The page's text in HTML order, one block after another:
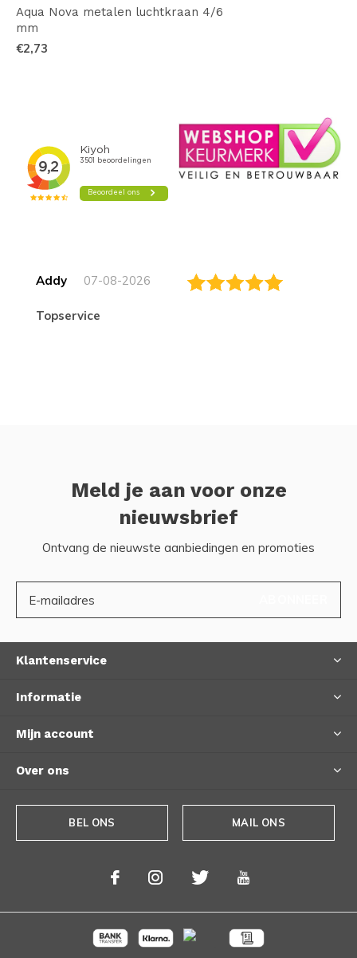
Aqua Nova metalen luchtkraan 4/6
mm
€2,73
Addy 07-08-2026
topservice
Meld je aan voor onze
nieuwsbrief
Ontvang de nieuwste aanbiedingen en promoties
Klantenservice
Informatie
Mijn account
Over ons
BEL ONS MAIL ONS